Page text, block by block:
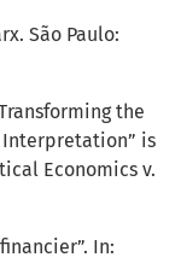
São Paulo:
Transforming the
Interpretation” is
Economics v.
In: